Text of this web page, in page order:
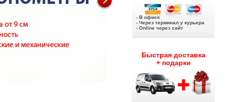
- В офисе
- Через терминал у курьера
- Online через сайт
Быстрая доставка
+ подарки